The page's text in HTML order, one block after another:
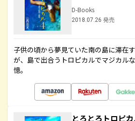
D-Books
2018.07.26 発売
子供の頃から夢見ていた南の島に滞在
が、島で出合うトロピカルでマジカル
憶。
とろとろトロピ